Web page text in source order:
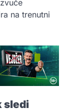
na trenutni
sledi